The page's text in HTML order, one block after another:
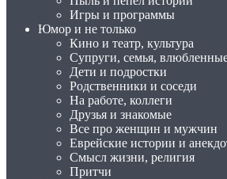
Игры и программы
Юмор и не только
Кино и театр, культура
Супруги, семья,
Дети и подростки
Родственники и соседи
На работе, коллеги
Друзья и знакомые
Все про женщин и мужчин
Еврейские истории и
Смысл жизни, религия
Притчи